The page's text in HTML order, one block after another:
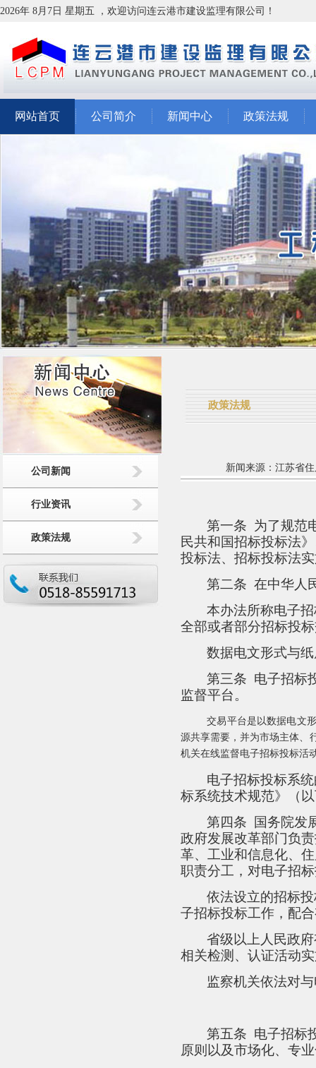
2026年 8月7日 星期五 ，欢迎访问连云港市建设监理有限公司！
网站首页 公司简介 新闻中心 政策法规
公司新闻
行业资讯
政策法规
政策法规
新闻来源：江苏省
第一条 为了规范
民共和国招标投标法
投标法、招标投标法
第二条 在中华人
本办法所称电子
全部或者部分招标投
数据电文形式与
第三条 电子招标
监督平台。
交易平台是以数据电文
源共享需要，并为市场主体、
机关在线监督电子招标投标活
电子招标投标系
标系统技术规范》（
第四条
国务院发
政府发展改革部门负
革、工业和信息化、
职责分工，对电子招
依法设立的招标
子招标投标工作，配
省级以上人民政
相关检测、认证活动
监察机关依法对
第五条 电子招标
原则以及市场化、专